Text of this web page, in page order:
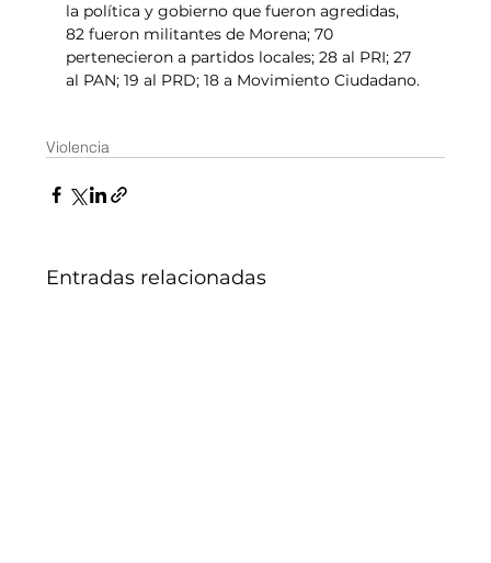
la política y gobierno que fueron agredidas,
82 fueron militantes de Morena; 70
pertenecieron a partidos locales; 28 al PRI; 27
al PAN; 19 al PRD; 18 a Movimiento Ciudadano.
Violencia
Entradas relacionadas